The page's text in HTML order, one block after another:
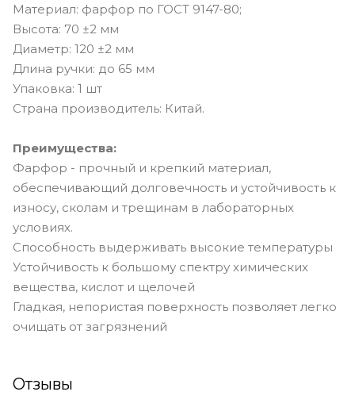
Материал: фарфор по ГОСТ 9147-80;
Высота: 70 ±2 мм
Диаметр: 120 ±2 мм
Длина ручки: до 65 мм
Упаковка: 1 шт
Страна производитель: Китай.
Преимущества:
Фарфор - прочный и крепкий материал,
обеспечивающий долговечность и устойчивость к
износу, сколам и трещинам в лабораторных
условиях.
Способность выдерживать высокие температуры
Устойчивость к большому спектру химических
вещества, кислот и щелочей
Гладкая, непористая поверхность позволяет легко
очищать от загрязнений
Отзывы